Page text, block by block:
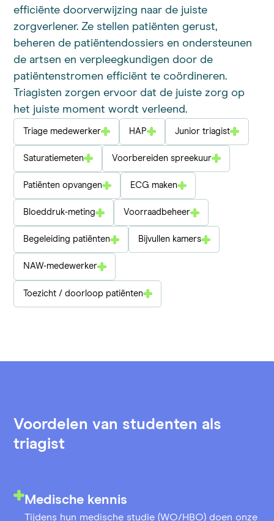
efficiënte doorverwijzing naar de juiste
zorgverlener. Ze stellen patiënten gerust,
beheren de patiëntendossiers en ondersteunen
de artsen en verpleegkundigen door de
patiëntenstromen efficiënt te coördineren.
Triagisten zorgen ervoor dat de juiste zorg op
het juiste moment wordt verleend.
Triage medewerker HAP Junior triagist
Saturatiemeten Voorbereiden spreekuur
Patiënten opvangen ECG maken
Bloeddruk-meting Voorraadbeheer
Begeleiding patiënten Bijvullen kamers
NAW-medewerker
Toezicht / doorloop patiënten
Voordelen van studenten als
triagist
Medische kennis
Tijdens hun medische studie (WO/HBO) doen onze